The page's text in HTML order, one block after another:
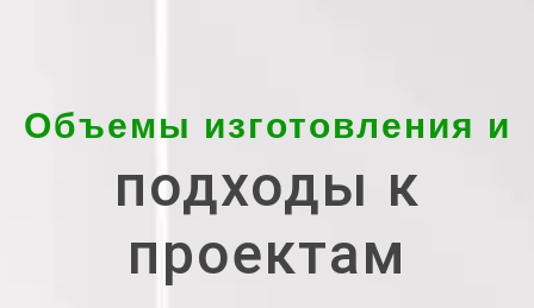
Объемы изготовления и
подходы к
проектам